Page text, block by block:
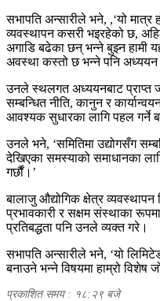
सभापति अन्सारीले भने, ,‘यो मात्र
व्यवस्थापन कसरी भइरहेको छ,
अगाडि बढेका छन् भन्ने बुझ्न हामी
अवस्था कस्तो छ भन्ने पनि अध्ययन
उनले स्थलगत अध्ययनबाट प्राप्त
सम्बन्धित नीति, कानुन र
आवश्यक सुधारका लागि पहल गर्ने
उनले भने, ‘समितिमा उद्योगसँग
देखिएका समस्याको समाधानका
गर्छौं।’
बालाजु औद्योगिक क्षेत्र
प्रभावकारी र सक्षम संस्थाका
प्रतिबद्धता पनि उनले व्यक्त गरे।
सभापति अन्सारीले भने, ‘यो
बनाउने भन्ने विषयमा हाम्रो विशेष
प्रकाशित समय : १८:२९ बजे